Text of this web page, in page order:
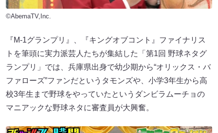
©AbemaTV,Inc.
『M-1グランプリ』、『キングオブコント』ファイナリス
トを筆頭に実力派芸人たちが集結した「第1回 野球ネタグ
ランプリ」では、兵庫県出身で幼少期から“オリックス・バ
ファローズ”ファンだというタモンズや、小学3年生から高
校3年生まで野球をやっていたというダンビラムーチョの
マニアックな野球ネタに審査員が大興奮。